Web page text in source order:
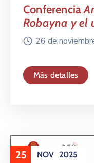
Conferencia
Robayna y el
26 de
Más detalles
25 NOV 2025